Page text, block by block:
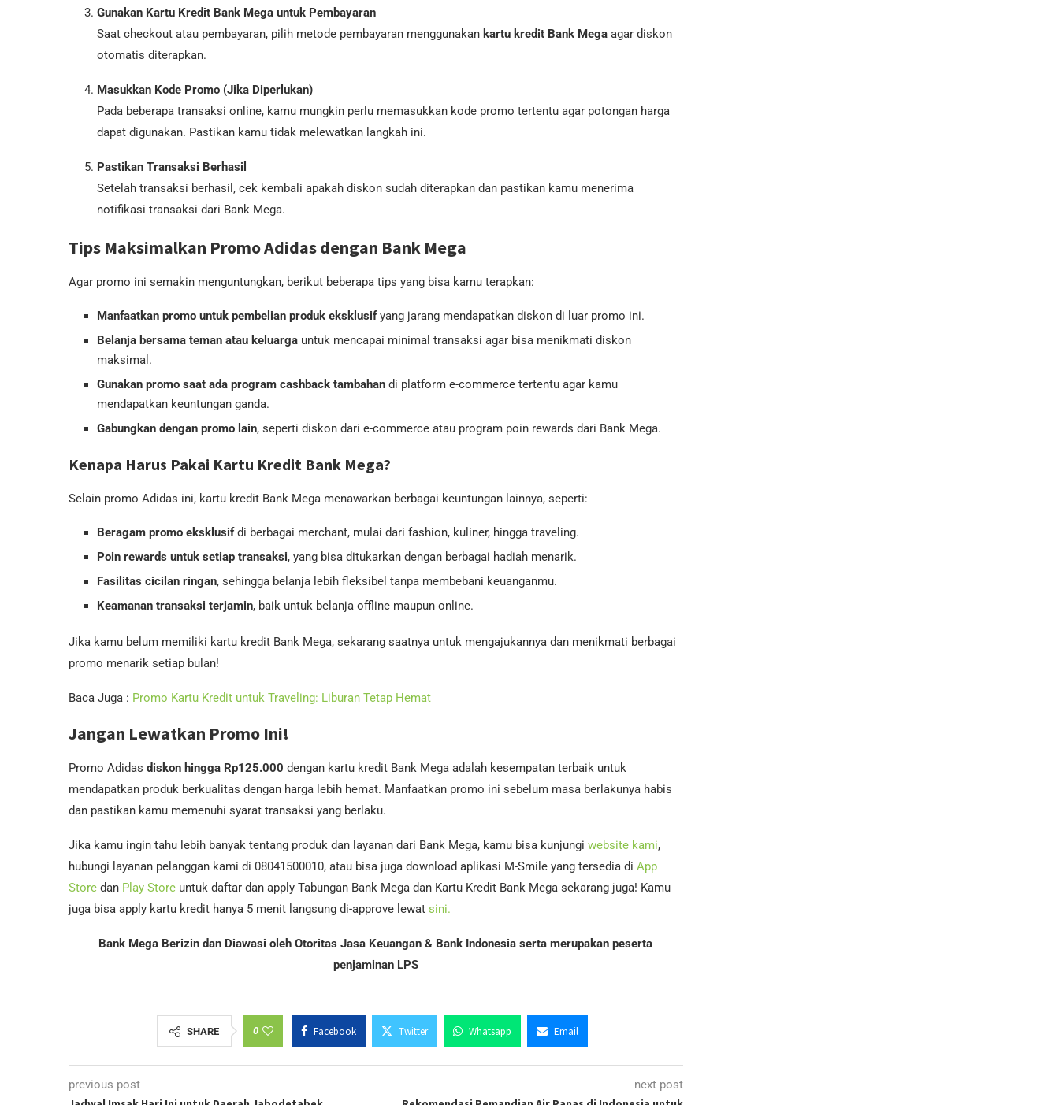
Gunakan Kartu Kredit Bank Mega untuk Pembayaran
Saat checkout atau pembayaran, pilih metode pembayaran menggunakan kartu kredit Bank Mega agar diskon
otomatis diterapkan.
Masukkan Kode Promo (Jika Diperlukan)
Pada beberapa transaksi online, kamu mungkin perlu memasukkan kode promo tertentu agar potongan harga
dapat digunakan. Pastikan kamu tidak melewatkan langkah ini.
Pastikan Transaksi Berhasil
Setelah transaksi berhasil, cek kembali apakah diskon sudah diterapkan dan pastikan kamu menerima
notifikasi transaksi dari Bank Mega.
Tips Maksimalkan Promo Adidas dengan Bank Mega
Agar promo ini semakin menguntungkan, berikut beberapa tips yang bisa kamu terapkan:
Manfaatkan promo untuk pembelian produk eksklusifyang jarang mendapatkan diskon di luar promo ini.
Belanja bersama teman atau keluarga untuk mencapai minimal transaksi agar bisa menikmati diskon
maksimal.
Gunakan promo saat ada program cashback tambahan di platform e-commerce tertentu agar kamu
mendapatkan keuntungan ganda.
Gabungkan dengan promo lain, seperti diskon dari e-commerce atau program poin rewards dari Bank Mega.
Kenapa Harus Pakai Kartu Kredit Bank Mega?
Selain promo Adidas ini, kartu kredit Bank Mega menawarkan berbagai keuntungan lainnya, seperti:
Beragam promo eksklusifdi berbagai merchant, mulai dari fashion, kuliner, hingga traveling.
Poin rewards untuk setiap transaksi, yang bisa ditukarkan dengan berbagai hadiah menarik.
Fasilitas cicilan ringan, sehingga belanja lebih fleksibel tanpa membebani keuanganmu.
Keamanan transaksi terjamin, baik untuk belanja offline maupun online.
Jika kamu belum memiliki kartu kredit Bank Mega, sekarang saatnya untuk mengajukannya dan menikmati berbagai
promo menarik setiap bulan!
Baca Juga : Promo Kartu Kredit untuk Traveling: Liburan Tetap Hemat
Jangan Lewatkan Promo Ini!
Promo Adidas diskon hingga Rp125.000 dengan kartu kredit Bank Mega adalah kesempatan terbaik untuk
mendapatkan produk berkualitas dengan harga lebih hemat. Manfaatkan promo ini sebelum masa berlakunya habis
dan pastikan kamu memenuhi syarat transaksi yang berlaku.
Jika kamu ingin tahu lebih banyak tentang produk dan layanan dari Bank Mega, kamu bisa kunjungi website kami,
hubungi layanan pelanggan kami di 08041500010, atau bisa juga download aplikasi M-Smile yang tersedia di App
Store dan Play Store untuk daftar dan apply Tabungan Bank Mega dan Kartu Kredit Bank Mega sekarang juga! Kamu
juga bisa apply kartu kredit hanya 5 menit langsung di-approve lewat sini.
Bank Mega Berizin dan Diawasi oleh Otoritas Jasa Keuangan & Bank Indonesia serta merupakan peserta
penjaminan LPS
SHARE 0 Facebook Twitter Whatsapp Email
previous post
next post